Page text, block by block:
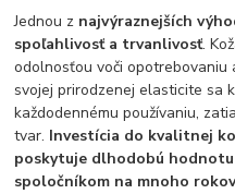
Jednou z najvýraznejších
spoľahlivosť a trvanlivosť.
odolnosťou voči opotrebovaniu
svojej prirodzenej elasticite sa
každodennému používaniu,
tvar. Investícia do kvalitnej
poskytuje dlhodobú
spoločníkom na mnoho